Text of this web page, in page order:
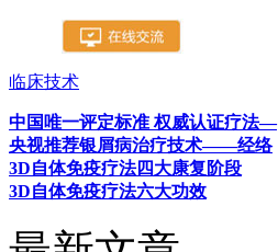
临床技术
中国唯一评定标准 权威认证疗法—
央视推荐银屑病治疗技术——经络
3D自体免疫疗法四大康复阶段
3D自体免疫疗法六大功效